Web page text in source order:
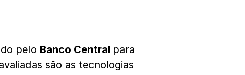
pelo Banco Central para
são as tecnologias